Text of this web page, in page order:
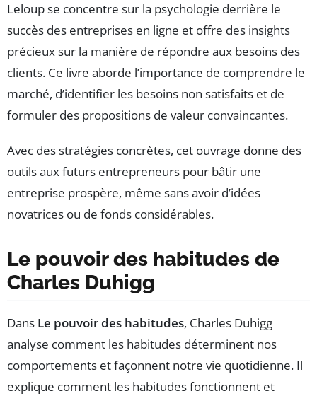
Leloup se concentre sur la psychologie derrière le
succès des entreprises en ligne et offre des insights
précieux sur la manière de répondre aux besoins des
clients. Ce livre aborde l’importance de comprendre le
marché, d’identifier les besoins non satisfaits et de
formuler des propositions de valeur convaincantes.
Avec des stratégies concrètes, cet ouvrage donne des
outils aux futurs entrepreneurs pour bâtir une
entreprise prospère, même sans avoir d’idées
novatrices ou de fonds considérables.
Le pouvoir des habitudes de
Charles Duhigg
Dans Le pouvoir des habitudes, Charles Duhigg
analyse comment les habitudes déterminent nos
comportements et façonnent notre vie quotidienne. Il
explique comment les habitudes fonctionnent et